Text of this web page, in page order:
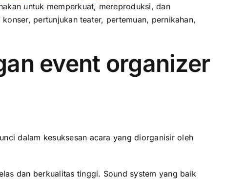
untuk memperkuat, mereproduksi, dan
pertunjukan teater, pertemuan, pernikahan,
event organizer
dalam kesuksesan acara yang diorganisir oleh
dan berkualitas tinggi. Sound system yang baik